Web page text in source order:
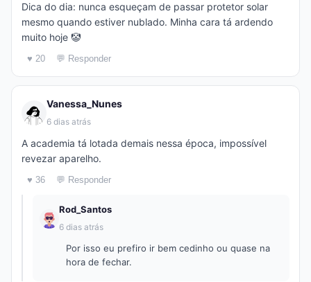
Dica do dia: nunca esqueçam de passar protetor solar
mesmo quando estiver nublado. Minha cara tá ardendo
muito hoje 🤡
♥ 20 💬 Responder
Vanessa_Nunes
6 dias atrás
A academia tá lotada demais nessa época, impossível
revezar aparelho.
♥ 36 💬 Responder
Rod_Santos
6 dias atrás
Por isso eu prefiro ir bem cedinho ou quase na
hora de fechar.